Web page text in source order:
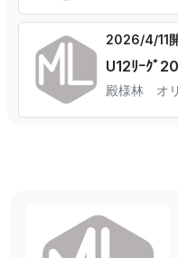
2026/4/11
U12ﾘｰｸﾞ
殿様林 オ